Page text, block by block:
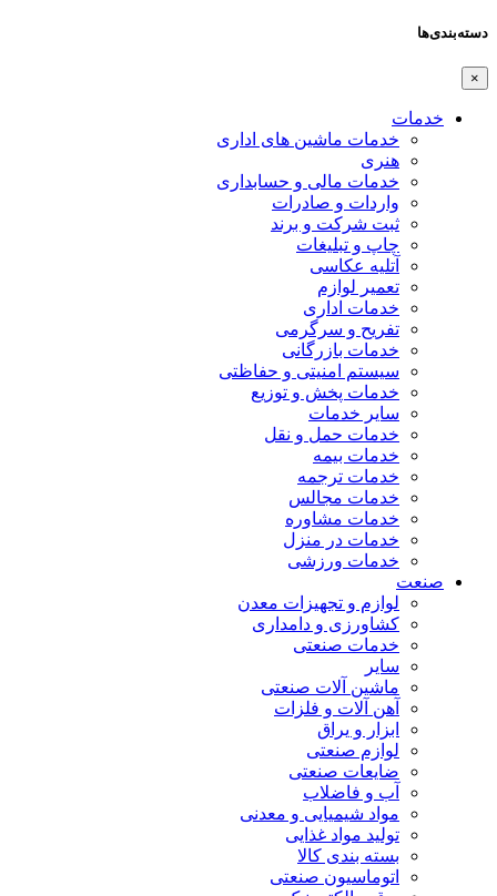
دسته‌بندی‌ها
×
خدمات
خدمات ماشین های اداری
هنری
خدمات مالی و حسابداری
واردات و صادرات
ثبت شرکت و برند
چاپ و تبلیغات
آتلیه عکاسی
تعمیر لوازم
خدمات اداری
تفریح و سرگرمی
خدمات بازرگانی
سیستم امنیتی و حفاظتی
خدمات پخش و توزیع
سایر خدمات
خدمات حمل و نقل
خدمات بیمه
خدمات ترجمه
خدمات مجالس
خدمات مشاوره
خدمات در منزل
خدمات ورزشی
صنعت
لوازم و تجهیزات معدن
کشاورزی و دامداری
خدمات صنعتی
سایر
ماشین آلات صنعتی
آهن آلات و فلزات
ابزار و یراق
لوازم صنعتی
ضایعات صنعتی
آب و فاضلاب
مواد شیمیایی و معدنی
تولید مواد غذایی
بسته بندی کالا
اتوماسیون صنعتی